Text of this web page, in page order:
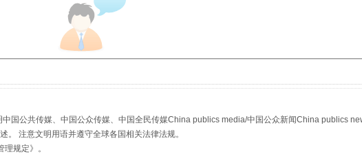
国公共传媒、中国公众传媒、中国全民传媒China publics media/中国公众新闻China publics
注意文明用语并遵守全球各国相关法律法规。
理规定》。